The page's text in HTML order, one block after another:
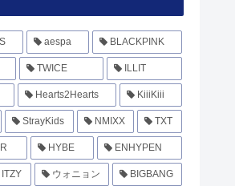
aespa BLACKPINK
TWICE ILLIT
Hearts2Hearts KiiiKiii
StrayKids NMIXX TXT
HYBE ENHYPEN
ITZY ウォニョン BIGBANG